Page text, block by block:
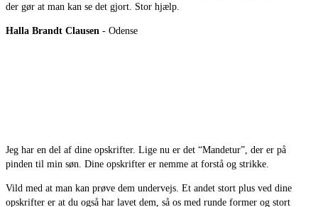
der gør at man kan se det gjort. Stor hjælp.
Halla Brandt Clausen - Odense
Jeg har en del af dine opskrifter. Lige nu er det “Mandetur”, der er på
pinden til min søn. Dine opskrifter er nemme at forstå og strikke.
Vild med at man kan prøve dem undervejs. Et andet stort plus ved dine
opskrifter er at du også har lavet dem, så os med runde former og stort